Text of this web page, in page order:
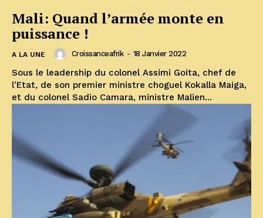
Mali: Quand l’armée monte en
puissance !
A LA UNE Croissanceafrik - 18 Janvier 2022
Sous le leadership du colonel Assimi Goita, chef de
l’Etat, de son premier ministre choguel Kokalla Maiga,
et du colonel Sadio Camara, ministre Malien...